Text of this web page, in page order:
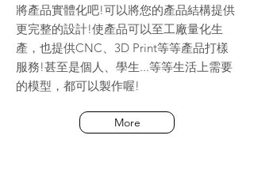
將產品實體化吧!可以將您的產品結構提供
更完整的設計!使產品可以至工廠量化生
產，也提供CNC、3D Print等等產品打樣
服務!甚至是個人、學生...等等生活上需要
的模型，都可以製作喔!
More